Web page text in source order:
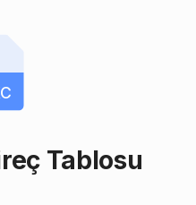
Tablosu